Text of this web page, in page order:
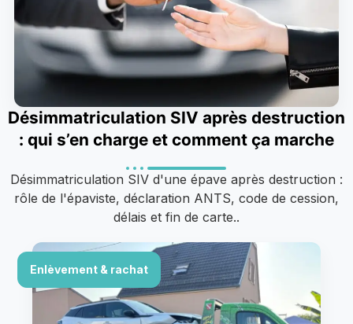
Désimmatriculation SIV après destruction
: qui s’en charge et comment ça marche
Désimmatriculation SIV d'une épave après destruction :
rôle de l'épaviste, déclaration ANTS, code de cession,
délais et fin de carte..
Enlèvement & rachat